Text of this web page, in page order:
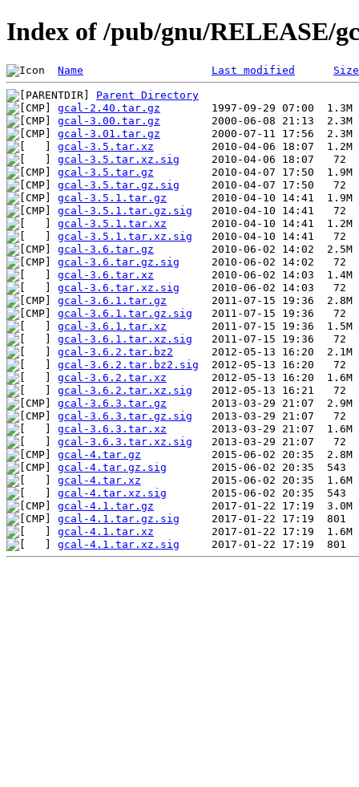
Index of /pub/gnu/RELEASE/
Name Last modified Size
Parent Directory
gcal-2.40.tar.gz
gcal-3.00.tar.gz
gcal-3.01.tar.gz
gcal-3.5.tar.xz
gcal-3.5.tar.xz.sig
gcal-3.5.tar.gz
gcal-3.5.tar.gz.sig
gcal-3.5.1.tar.gz
gcal-3.5.1.tar.gz.sig
gcal-3.5.1.tar.xz
gcal-3.5.1.tar.xz.sig
gcal-3.6.tar.gz
gcal-3.6.tar.gz.sig
gcal-3.6.tar.xz
gcal-3.6.tar.xz.sig
gcal-3.6.1.tar.gz
gcal-3.6.1.tar.gz.sig
gcal-3.6.1.tar.xz
gcal-3.6.1.tar.xz.sig
gcal-3.6.2.tar.bz2
gcal-3.6.2.tar.bz2.sig
gcal-3.6.2.tar.xz
gcal-3.6.2.tar.xz.sig
gcal-3.6.3.tar.gz
gcal-3.6.3.tar.gz.sig
gcal-3.6.3.tar.xz
gcal-3.6.3.tar.xz.sig
gcal-4.tar.gz
gcal-4.tar.gz.sig
gcal-4.tar.xz
gcal-4.tar.xz.sig
gcal-4.1.tar.gz
gcal-4.1.tar.gz.sig
gcal-4.1.tar.xz
gcal-4.1.tar.xz.sig